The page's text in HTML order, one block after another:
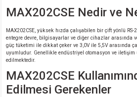
MAX202CSE Nedir ve
MAX202CSE, yüksek hızda çalışabilen bir çift yönlü
entegre devre, bilgisayarlar ve diğer cihazlar arasında
güç tüketimi ile dikkat çeker ve 3,0V ile 5,5V arasında
uyumludur. Genellikle endüstriyel otomasyon ve iletişim
edilmektedir.
MAX202CSE
Edilmesi Gerekenler